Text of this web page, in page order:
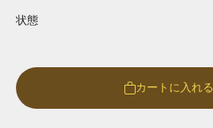
状態
カートに入れる